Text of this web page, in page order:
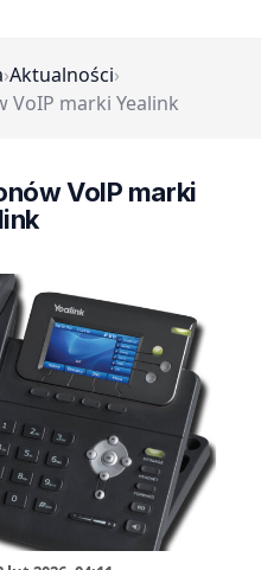
›Aktualności›
VoIP marki Yealink
VoIP marki